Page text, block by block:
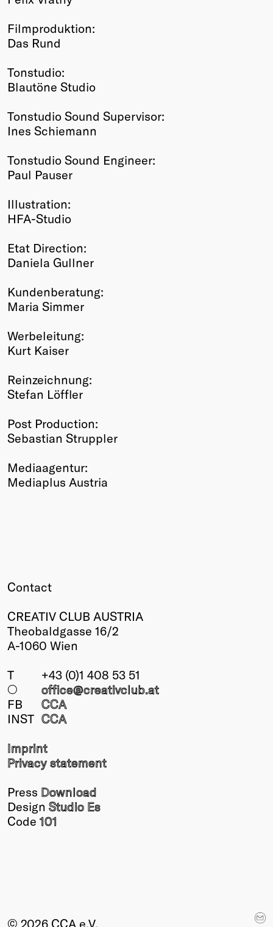
Filmproduktion:
Das Rund
Tonstudio:
Blautöne Studio
Tonstudio Sound Supervisor:
Ines Schiemann
Tonstudio Sound Engineer:
Paul Pauser
Illustration:
HFA-Studio
Etat Direction:
Daniela Gullner
Kundenberatung:
Maria Simmer
Werbeleitung:
Kurt Kaiser
Reinzeichnung:
Stefan Löffler
Post Production:
Sebastian Struppler
Mediaagentur:
Mediaplus Austria
Contact
CREATIV CLUB AUSTRIA
Theobaldgasse 16/2
A-1060 Wien
T
+43 (0)1 408 53 51
○
office@creativclub.at
FB
CCA
INST CCA
Imprint
Privacy statement
Press Download
Design Studio Es
Code 101
© 2026 CCA e.V.